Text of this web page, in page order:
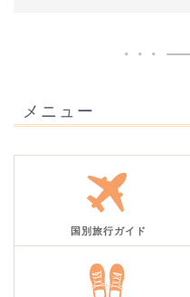
メニュー
国別旅行ガイド